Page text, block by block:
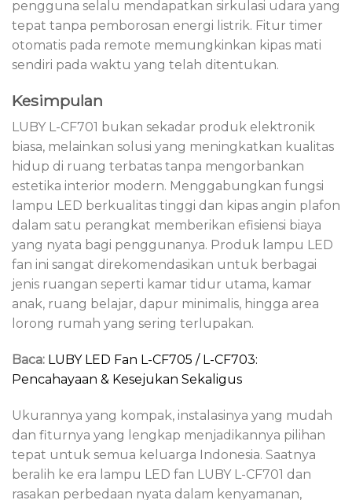
pengguna selalu mendapatkan sirkulasi udara yang
tepat tanpa pemborosan energi listrik. Fitur timer
otomatis pada remote memungkinkan kipas mati
sendiri pada waktu yang telah ditentukan.
Kesimpulan
LUBY L-CF701 bukan sekadar produk elektronik
biasa, melainkan solusi yang meningkatkan kualitas
hidup di ruang terbatas tanpa mengorbankan
estetika interior modern. Menggabungkan fungsi
lampu LED berkualitas tinggi dan kipas angin plafon
dalam satu perangkat memberikan efisiensi biaya
yang nyata bagi penggunanya. Produk lampu LED
fan ini sangat direkomendasikan untuk berbagai
jenis ruangan seperti kamar tidur utama, kamar
anak, ruang belajar, dapur minimalis, hingga area
lorong rumah yang sering terlupakan.
Baca: LUBY LED Fan L-CF705 / L-CF703:
Pencahayaan & Kesejukan Sekaligus
Ukurannya yang kompak, instalasinya yang mudah
dan fiturnya yang lengkap menjadikannya pilihan
tepat untuk semua keluarga Indonesia. Saatnya
beralih ke era lampu LED fan LUBY L-CF701 dan
rasakan perbedaan nyata dalam kenyamanan,